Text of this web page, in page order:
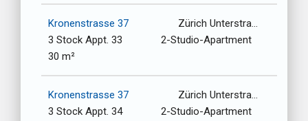
Kronenstrasse 37
Zürich Unterstrasse-Oberstrasse / 8006
3 Stock Appt. 33
2-Studio-Apartment
30 m²
Kronenstrasse 37
Zürich Unterstrasse-Oberstrasse / 8006
3 Stock Appt. 34
2-Studio-Apartment